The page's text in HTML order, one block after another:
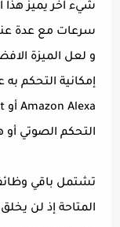
شيء آخر يميز هذا
سرعات مع عدة
و لعل الميزة
إمكانية التحكم
التحكم الصوتي
تشتمل باقي
المتاحة إذ لن يخلق